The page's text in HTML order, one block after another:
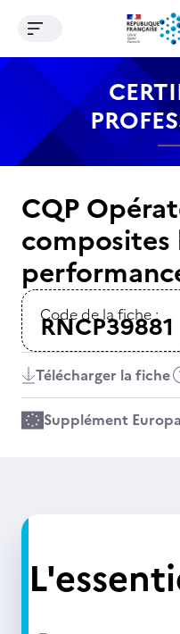
Contenu Recherche
Ouvrir le menu de
CQP
composites
Code de la fiche :
RNCP39881
Télécharger la fiche
Supplément